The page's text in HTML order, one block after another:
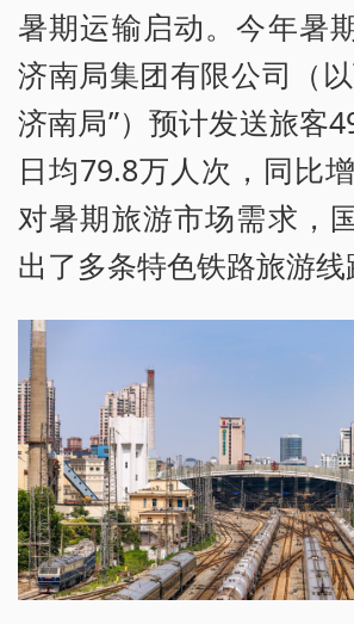
暑期运输启动。今年暑
济南局集团有限公司（
济南局”）预计发送旅客
日均79.8万人次，同比
对暑期旅游市场需求，
出了多条特色铁路旅游线